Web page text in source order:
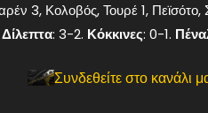
3, Κολοβός, Τουρέ 1,
Δίλεπτα: 3-2. Κόκκινες: 0-1.
Συνδεθείτε στο κανάλι